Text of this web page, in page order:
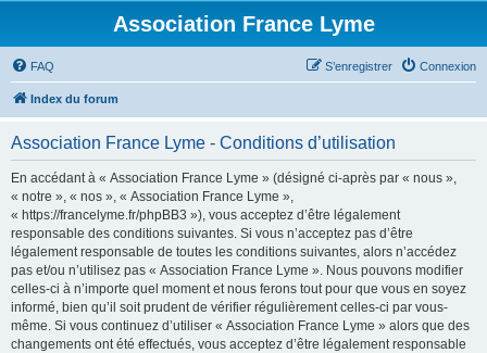
Association France Lyme
FAQ Connexion
S’enregistrer
Index du forum
Association France Lyme - Conditions d’utilisation
En accédant à « Association France Lyme » (désigné ci-après par « nous »,
« notre », « nos », « Association France Lyme »,
« https://francelyme.fr/phpBB3 »), vous acceptez d’être légalement
responsable des conditions suivantes. Si vous n’acceptez pas d’être
légalement responsable de toutes les conditions suivantes, alors n’accédez
pas et/ou n’utilisez pas « Association France Lyme ». Nous pouvons modifier
celles-ci à n’importe quel moment et nous ferons tout pour que vous en soyez
informé, bien qu’il soit prudent de vérifier régulièrement celles-ci par vous-
même. Si vous continuez d’utiliser « Association France Lyme » alors que des
changements ont été effectués, vous acceptez d’être légalement responsable